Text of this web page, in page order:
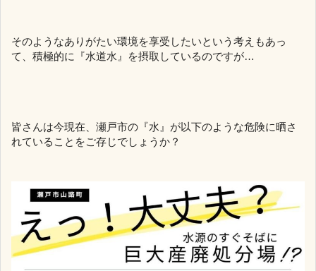
そのようなありがたい環境を享受したいという考えもあっ
て、積極的に『水道水』を摂取しているのですが…
皆さんは今現在、瀬戸市の『水』が以下のような危険に晒さ
れていることをご存じでしょうか？